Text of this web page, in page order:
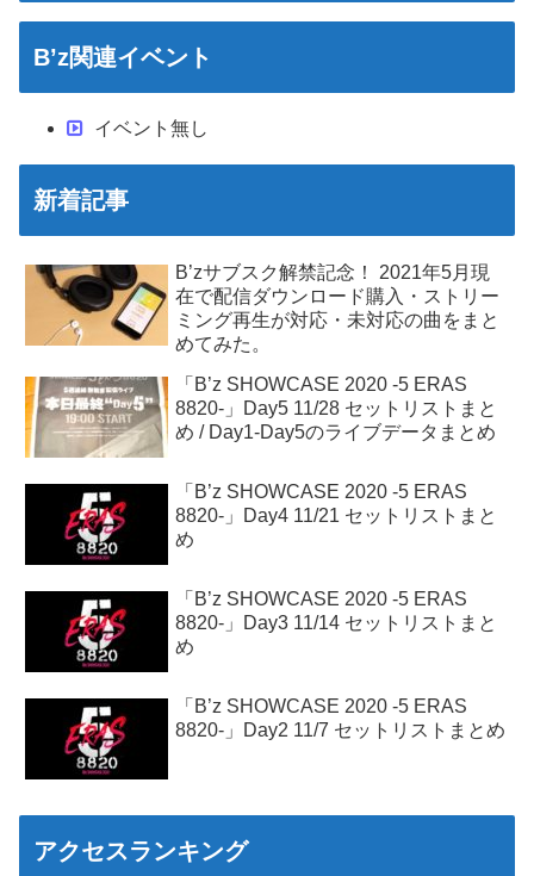
B’z関連イベント
イベント無し
新着記事
B’zサブスク解禁記念！ 2021年5月現
在で配信ダウンロード購入・ストリー
ミング再生が対応・未対応の曲をまと
めてみた。
「B’z SHOWCASE 2020 -5 ERAS
8820-」Day5 11/28 セットリストまと
め / Day1-Day5のライブデータまとめ
「B’z SHOWCASE 2020 -5 ERAS
8820-」Day4 11/21 セットリストまと
め
「B’z SHOWCASE 2020 -5 ERAS
8820-」Day3 11/14 セットリストまと
め
「B’z SHOWCASE 2020 -5 ERAS
8820-」Day2 11/7 セットリストまとめ
アクセスランキング